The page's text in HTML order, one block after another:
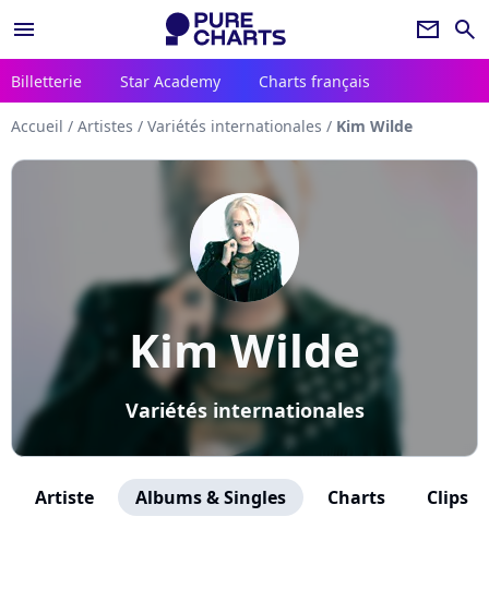
menu newsletter search
Billetterie Star Academy Charts français
Accueil / Artistes / Variétés internationales / Kim Wilde
Kim Wilde
Variétés internationales
Artiste Albums & Singles Charts Clips